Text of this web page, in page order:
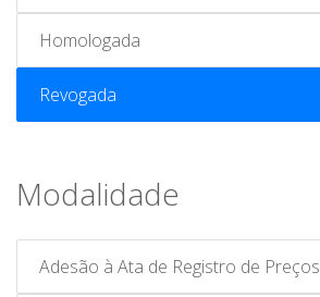
Homologada
Revogada
Modalidade
Adesão à Ata de Registro de Preços